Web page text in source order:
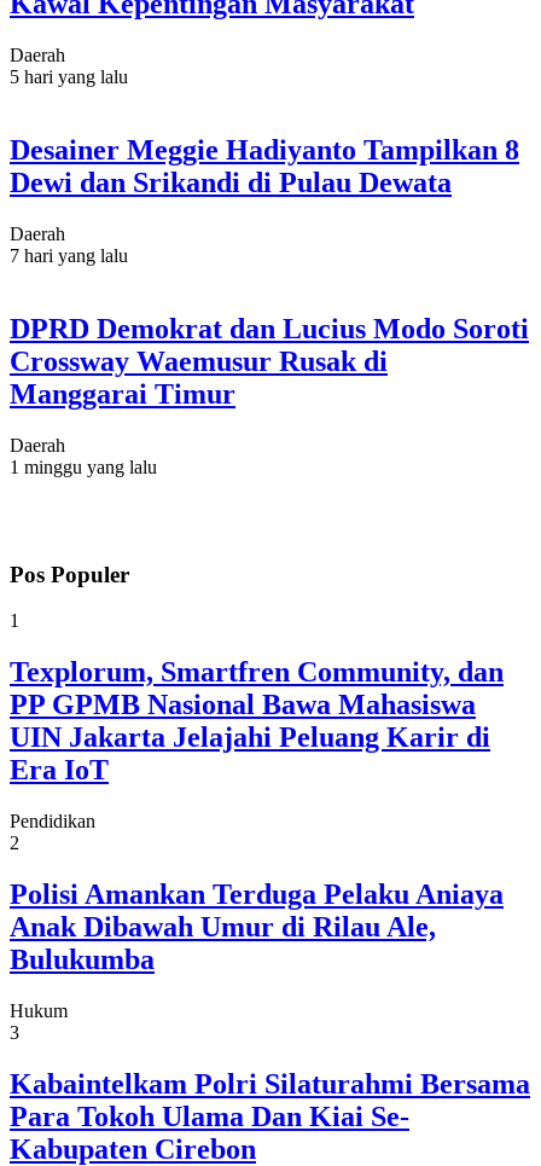
Daerah
5 hari yang lalu
Desainer Meggie Hadiyanto Tampilkan 8
Dewi dan Srikandi di Pulau Dewata
Daerah
7 hari yang lalu
DPRD Demokrat dan Lucius Modo Soroti
Crossway Waemusur Rusak di
Manggarai Timur
Daerah
1 minggu yang lalu
Pos Populer
1
Texplorum, Smartfren Community, dan
PP GPMB Nasional Bawa Mahasiswa
UIN Jakarta Jelajahi Peluang Karir di
Era IoT
Pendidikan
2
Polisi Amankan Terduga Pelaku Aniaya
Anak Dibawah Umur di Rilau Ale,
Bulukumba
Hukum
3
Kabaintelkam Polri Silaturahmi Bersama
Para Tokoh Ulama Dan Kiai Se-
Kabupaten Cirebon